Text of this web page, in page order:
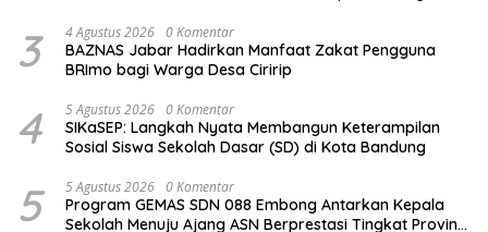
3 4 Agustus 2026 0 Komentar
BAZNAS Jabar Hadirkan Manfaat Zakat Pengguna
BRImo bagi Warga Desa Ciririp
4 5 Agustus 2026 0 Komentar
SIKaSEP: Langkah Nyata Membangun Keterampilan
Sosial Siswa Sekolah Dasar (SD) di Kota Bandung
5 5 Agustus 2026 0 Komentar
Program GEMAS SDN 088 Embong Antarkan Kepala
Sekolah Menuju Ajang ASN Berprestasi Tingkat Provinsi